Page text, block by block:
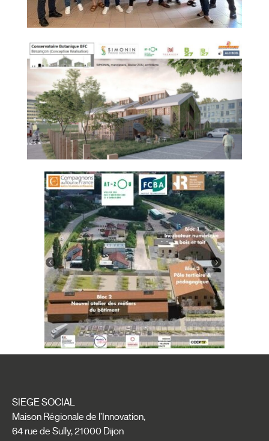
SIEGE SOCIAL
Maison Régionale de l’Innovation,
64 rue de Sully, 21000 Dijon